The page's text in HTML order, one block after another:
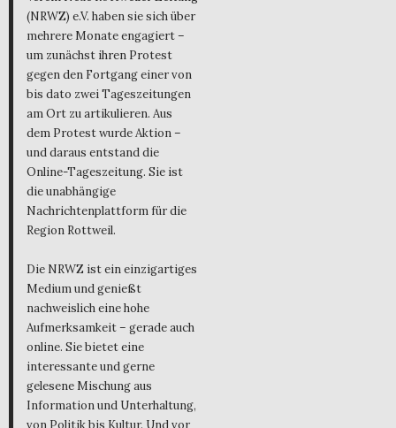
(NRWZ) e.V. haben sie sich über
mehrere Monate engagiert –
um zunächst ihren Protest
gegen den Fortgang einer von
bis dato zwei Tageszeitungen
am Ort zu artikulieren. Aus
dem Protest wurde Aktion –
und daraus entstand die
Online-Tageszeitung. Sie ist
die unabhängige
Nachrichtenplattform für die
Region Rottweil.
Die NRWZ ist ein einzigartiges
Medium und genießt
nachweislich eine hohe
Aufmerksamkeit – gerade auch
online. Sie bietet eine
interessante und gerne
gelesene Mischung aus
Information und Unterhaltung,
von Politik bis Kultur. Und vor